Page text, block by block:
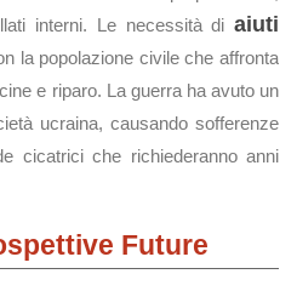
interni. Le necessità di aiuti
la popolazione civile che affronta
e riparo. La guerra ha avuto un
ucraina, causando sofferenze
cicatrici che richiederanno anni
Future